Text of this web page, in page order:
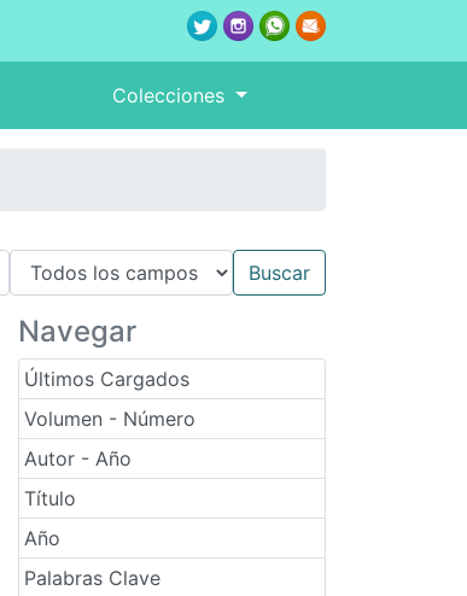
Colecciones
Navegar
Últimos Cargados
Volumen - Número
Autor - Año
Título
Año
Palabras Clave